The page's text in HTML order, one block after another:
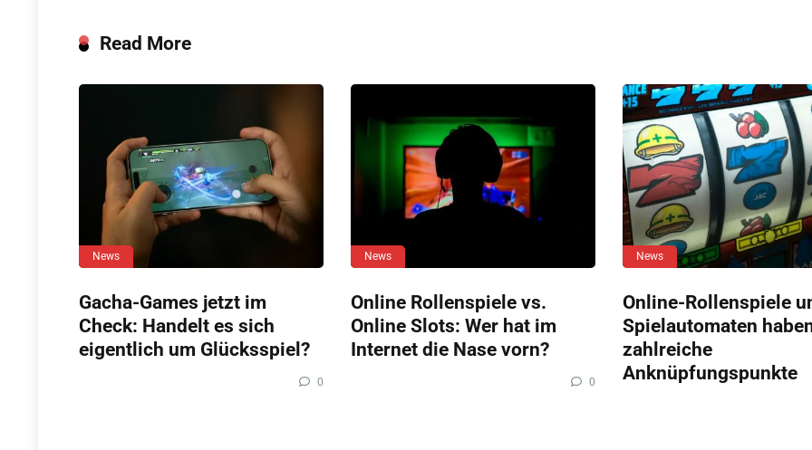
Read More
News
Gacha-Games jetzt im
Check: Handelt es sich
eigentlich um Glücksspiel?
0
News
Online Rollenspiele vs.
Online Slots: Wer hat im
Internet die Nase vorn?
0
News
Online-Rollenspiele
Spielautomaten
zahlreiche
Anknüpfungspunkte